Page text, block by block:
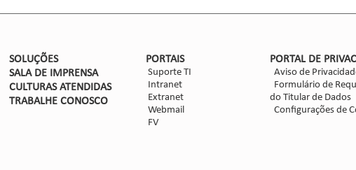
Dalbulus maidis?
SOLUÇÕES
SALA DE IMPRENSA
CULTURAS ATENDIDAS
TRABALHE CONOSCO
PORTAIS
Suporte TI
Intranet
Extranet
Webmail
FV
PORTAL DE
Aviso de
Formulário de
do Titular de Dados
Configurações de